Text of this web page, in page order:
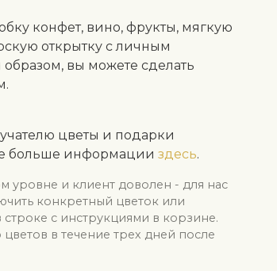
конфет, вино, фрукты, мягкую
открытку с личным
вы можете сделать
цветы и подарки
больше информации здесь.
уровне и клиент доволен - для нас
конкретный цветок или
строке с инструкциями в корзине.
в течение трех дней после